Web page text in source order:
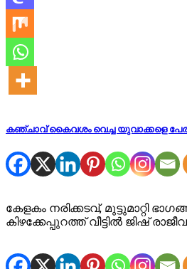
കഞ്ചാവ് കൈവശം വെച്ച യുവാക്കളെ
കേളകം നരിക്കടവ്,
കിഴക്കേപ്പുറത്ത് വീട്ടിൽ ജിഷ്‌